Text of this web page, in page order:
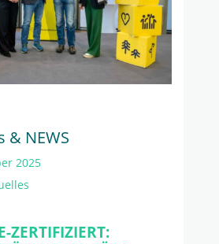
& NEWS
2025
ZERTIFIZIERT: